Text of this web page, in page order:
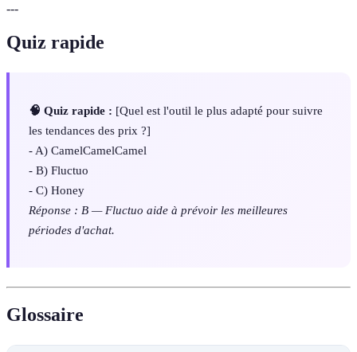
---
Quiz rapide
🧠 Quiz rapide : [Quel est l'outil le plus adapté pour suivre
les tendances des prix ?]
- A) CamelCamelCamel
- B) Fluctuo
- C) Honey
Réponse : B — Fluctuo aide à prévoir les meilleures
périodes d'achat.
Glossaire